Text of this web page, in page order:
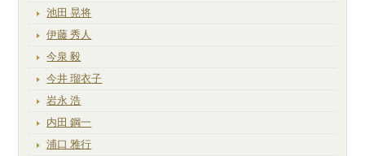
池田 晃将
伊藤 秀人
今泉 毅
今井 瑠衣子
岩永 浩
内田 鋼一
浦口 雅行